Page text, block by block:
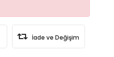
İade ve Değişim